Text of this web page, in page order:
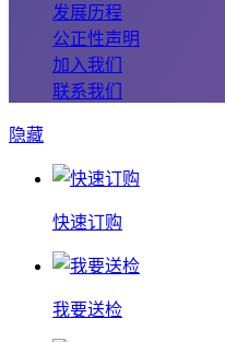
发展历程
公正性声明
加入我们
联系我们
隐藏
快速订购
我要送检